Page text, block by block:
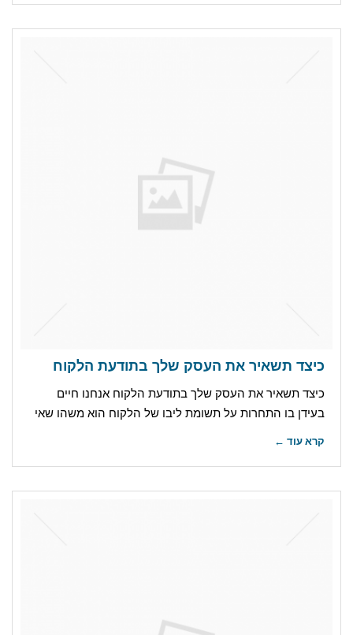
כיצד תשאיר את העסק שלך בתודעת הלקוח
כיצד תשאיר את העסק שלך בתודעת הלקוח אנחנו חיים
בעידן בו התחרות על תשומת ליבו של הלקוח הוא משהו שאי
קרא עוד ←